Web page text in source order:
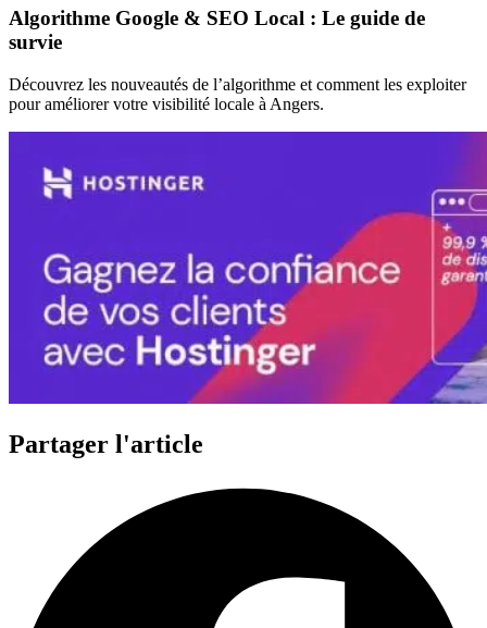
Algorithme Google & SEO Local : Le guide de
survie
Découvrez les nouveautés de l’algorithme et comment les exploiter
pour améliorer votre visibilité locale à Angers.
Partager l'article